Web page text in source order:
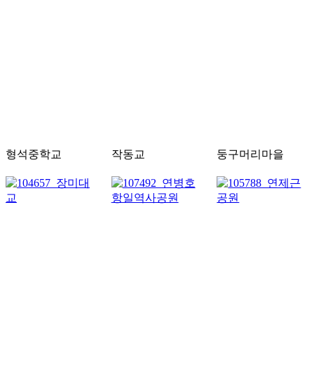
형석중학교 작동교 둥구머리마을